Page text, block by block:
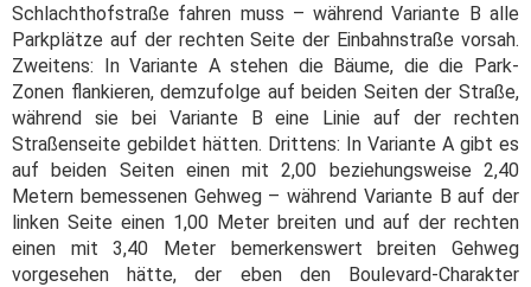
Schlachthofstraße fahren muss – während Variante B alle
Parkplätze auf der rechten Seite der Einbahnstraße vorsah.
Zweitens: In Variante A stehen die Bäume, die die Park-
Zonen flankieren, demzufolge auf beiden Seiten der Straße,
während sie bei Variante B eine Linie auf der rechten
Straßenseite gebildet hätten. Drittens: In Variante A gibt es
auf beiden Seiten einen mit 2,00 beziehungsweise 2,40
Metern bemessenen Gehweg – während Variante B auf der
linken Seite einen 1,00 Meter breiten und auf der rechten
einen mit 3,40 Meter bemerkenswert breiten Gehweg
vorgesehen hätte, der eben den Boulevard-Charakter